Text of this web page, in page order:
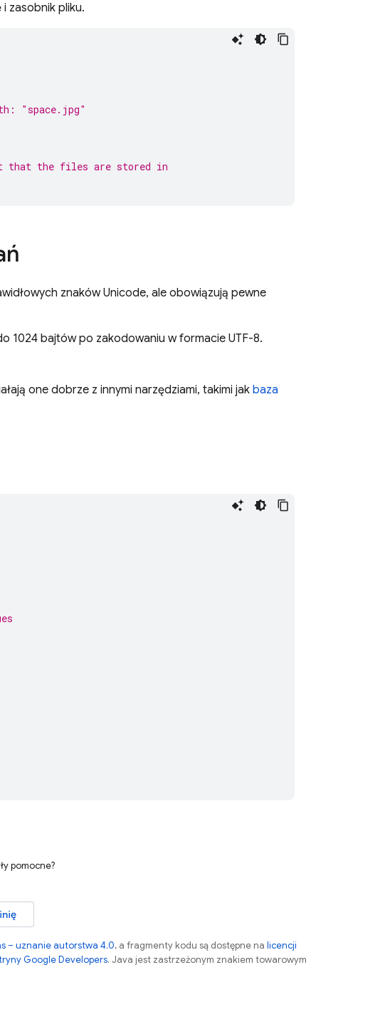
i zasobnik pliku.
"space.jpg"
that the files are stored in
znaków Unicode, ale obowiązują pewne
1024 bajtów po zakodowaniu w formacie UTF-8.
one dobrze z innymi narzędziami, takimi jak baza
pomocne?
– uznanie autorstwa 4.0, a fragmenty kodu są dostępne na licencji
Google Developers. Java jest zastrzeżonym znakiem towarowym